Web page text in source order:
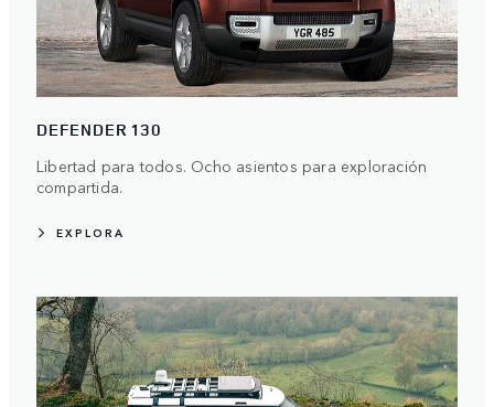
DEFENDER 130
Libertad para todos. Ocho asientos para exploración
compartida.
EXPLORA